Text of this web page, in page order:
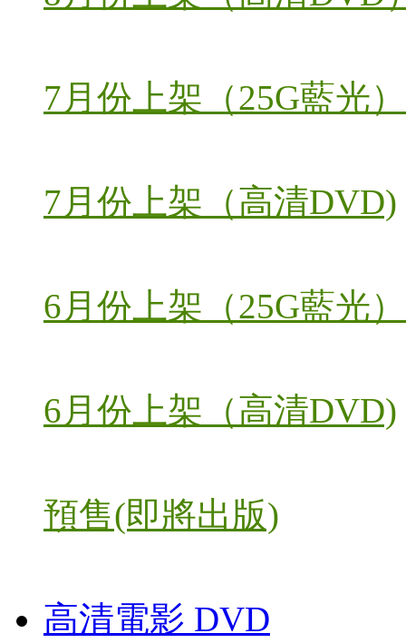
7月份上架（25G藍光）
7月份上架（高清DVD)
6月份上架（25G藍光）
6月份上架（高清DVD)
預售(即將出版)
高清電影 DVD